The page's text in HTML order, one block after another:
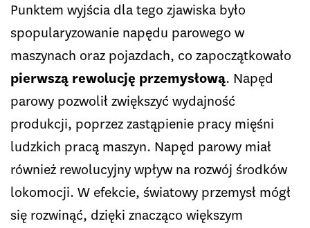
Punktem wyjścia dla tego zjawiska było
spopularyzowanie napędu parowego w
maszynach oraz pojazdach, co zapoczątkowało
pierwszą rewolucję przemysłową. Napęd
parowy pozwolił zwiększyć wydajność
produkcji, poprzez zastąpienie pracy mięśni
ludzkich pracą maszyn. Napęd parowy miał
również rewolucyjny wpływ na rozwój środków
lokomocji. W efekcie, światowy przemysł mógł
się rozwinąć, dzięki znacząco większym